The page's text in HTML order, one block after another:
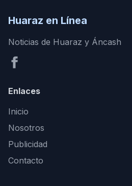
Huaraz en Línea
Noticias de Huaraz y Áncash
Enlaces
Inicio
Nosotros
Publicidad
Contacto